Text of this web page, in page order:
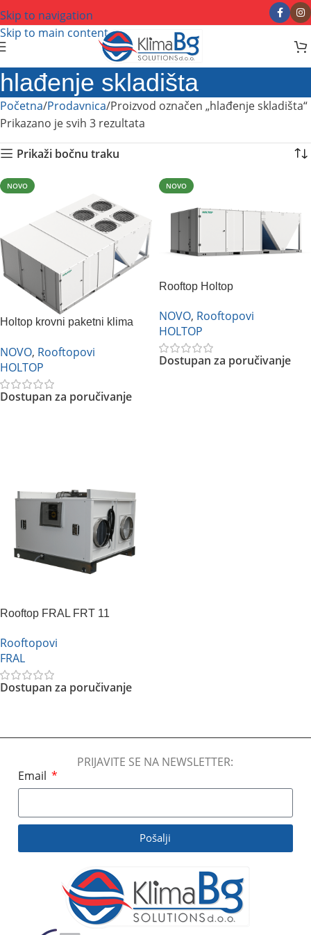
Skip to navigation
Skip to main content
hlađenje skladišta
Početna Prodavnica Proizvod označen „hlađenje skladišta“
Prikazano je svih 3 rezultata
Prikaži bočnu traku
NOVO
Holtop krovni paketni klima
NOVO, Rooftopovi
HOLTOP
Dostupan za poručivanje
NOVO
Rooftop Holtop
NOVO, Rooftopovi
HOLTOP
Dostupan za poručivanje
Rooftop FRAL FRT 11
Rooftopovi
FRAL
Dostupan za poručivanje
PRIJAVITE SE NA NEWSLETTER:
Email
Pošalji